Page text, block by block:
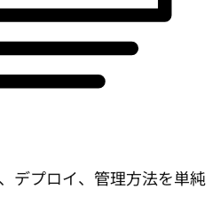
デプロイ、管理方法を単純